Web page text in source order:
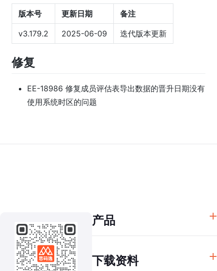
版本号 更新日期 备注
v3.179.2 2025-06-09 迭代版本更新
修复
EE-18986 修复成员评估表导出数据的晋升日期没有
使用系统时区的问题
产品
思码逸 DevChat
下载资料